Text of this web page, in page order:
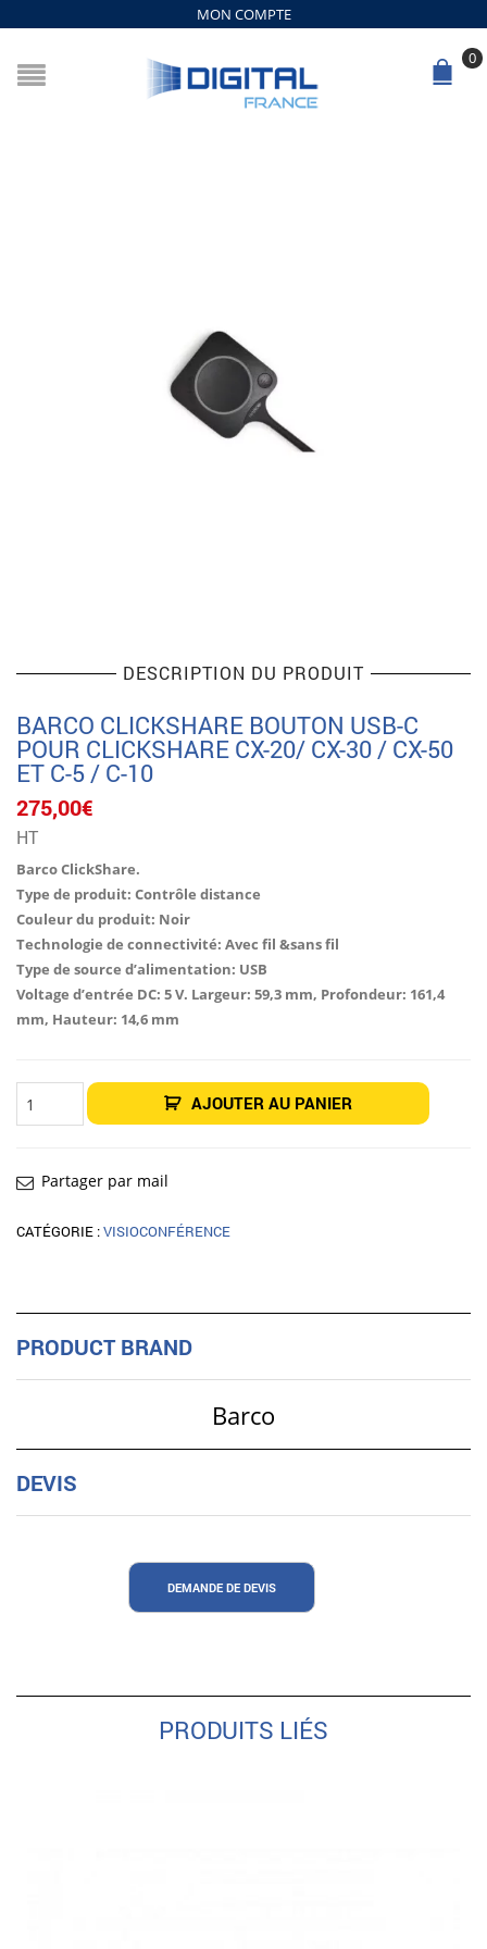
MON COMPTE
0
DESCRIPTION DU PRODUIT
BARCO CLICKSHARE BOUTON USB-C
POUR CLICKSHARE CX-20/ CX-30 / CX-50
ET C-5 / C-10
275,00€
HT
Barco ClickShare.
Type de produit: Contrôle distance
Couleur du produit: Noir
Technologie de connectivité: Avec fil &sans fil
Type de source d’alimentation: USB
Voltage d’entrée DC: 5 V. Largeur: 59,3 mm, Profondeur: 161,4
mm, Hauteur: 14,6 mm
quantité
de
C
pour
CX-
20/
50
C-
5
/
AJOUTER AU PANIER
Partager par mail
CATÉGORIE :VISIOCONFÉRENCE
PRODUCT BRAND
Barco
DEVIS
DEMANDE DE DEVIS
PRODUITS LIÉS